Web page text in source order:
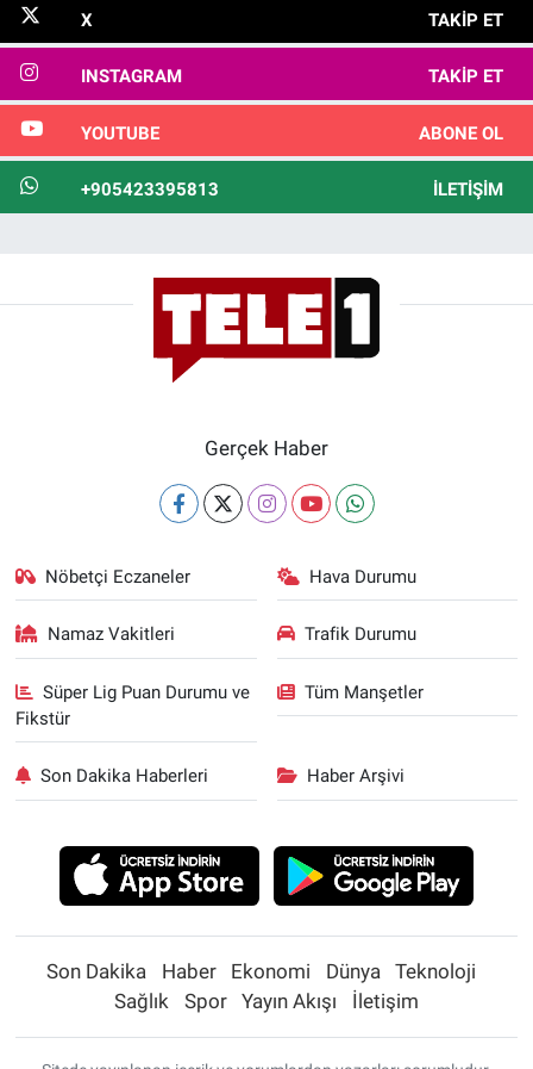
X TAKIP ET
INSTAGRAM TAKIP ET
YOUTUBE ABONE OL
+905423395813 İLETIŞIM
Gerçek Haber
Nöbetçi Eczaneler Hava Durumu
Namaz Vakitleri Trafik Durumu
Süper Lig Puan Durumu ve
Fikstür
Tüm Manşetler
Son Dakika Haberleri Haber Arşivi
Son Dakika Haber Ekonomi Dünya
Teknoloji
Sağlık
Spor Yayın Akışı İletişim